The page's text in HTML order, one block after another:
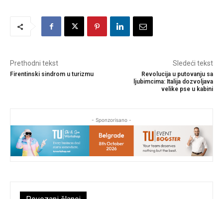
Prethodni tekst
Firentinski sindrom u turizmu
Sledeći tekst
Revolucija u putovanju sa
ljubimcima: Italija dozvoljava
velike pse u kabini
- Sponzorisano -